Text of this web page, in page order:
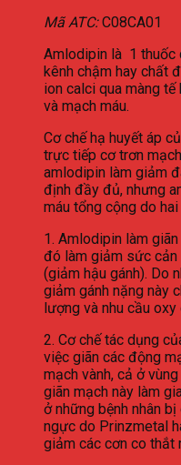
Mã ATC:C08CA01
Amlodipin là 1 thuốc
kênh chậm hay chất
ion calci qua màng
và mạch máu.
Cơ chế hạ huyết áp
trực tiếp cơ trơn
amlodipin làm giảm
định đầy đủ, nhưng
máu tổng cộng do
1. Amlodipin làm
đó làm giảm sức
(giảm hậu gánh). Do
giảm gánh nặng này
lượng và nhu cầu oxy
2. Cơ chế tác dụng
việc giãn các động
mạch vành, cả ở
giãn mạch này làm
ở những bệnh nhân
ngực do Prinzmetal
giảm các cơn co thắt